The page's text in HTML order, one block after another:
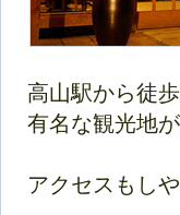
高山駅から徒
有名な観光地
アクセスもし